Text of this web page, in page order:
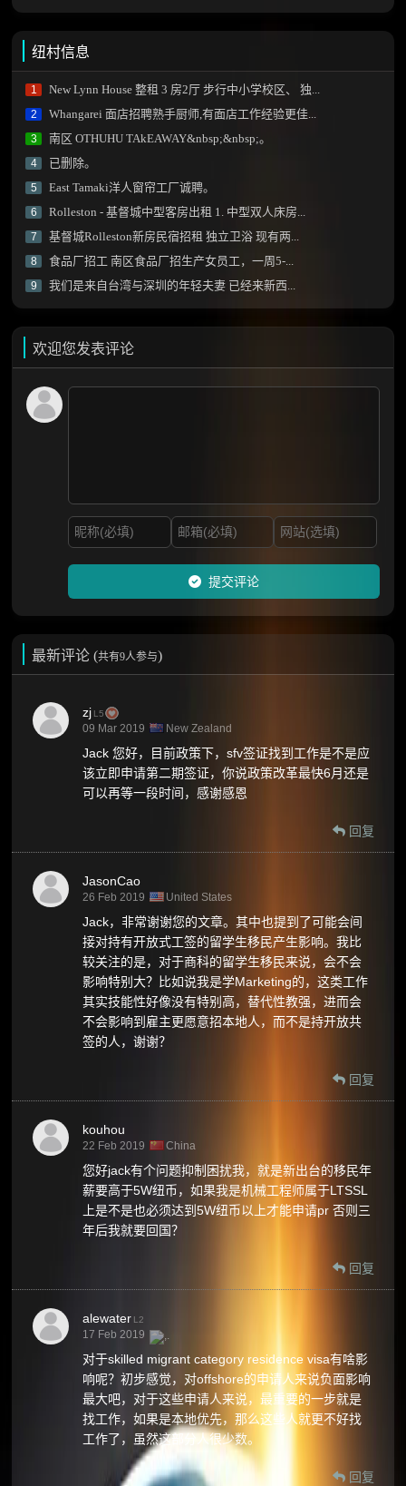
纽村信息
1 New Lynn House 整租 3 房2厅 步行中小学校区、 独...
2 Whangarei 面店招聘熟手厨师,有面店工作经验更佳...
3 南区 OTHUHU TAkEAWAY&nbsp;&nbsp;。
4 已删除。
5 East Tamaki洋人窗帘工厂诚聘。
6 Rolleston - 基督城中型客房出租 1. 中型双人床房...
7 基督城Rolleston新房民宿招租 独立卫浴 现有两...
8 食品厂招工 南区食品厂招生产女员工，一周5-...
9 我们是来自台湾与深圳的年轻夫妻 已经来新西...
欢迎您发表评论
提交评论
最新评论 (共有9人参与)
zj L5
09 Mar 2019 New Zealand
Jack 您好，目前政策下，sfv签证找到工作是不是应
该立即申请第二期签证，你说政策改革最快6月还是
可以再等一段时间，感谢感恩
回复
JasonCao
26 Feb 2019 United States
Jack，非常谢谢您的文章。其中也提到了可能会间
接对持有开放式工签的留学生移民产生影响。我比
较关注的是，对于商科的留学生移民来说，会不会
影响特别大？比如说我是学Marketing的，这类工作
其实技能性好像没有特别高，替代性教强，进而会
不会影响到雇主更愿意招本地人，而不是持开放共
签的人，谢谢？
回复
kouhou
22 Feb 2019 China
您好jack有个问题抑制困扰我，就是新出台的移民年
薪要高于5W纽币，如果我是机械工程师属于LTSSL
上是不是也必须达到5W纽币以上才能申请pr 否则三
年后我就要回国？
回复
alewater L2
17 Feb 2019
对于skilled migrant category residence visa有啥影
响呢？初步感觉，对offshore的申请人来说负面影响
最大吧，对于这些申请人来说，最重要的一步就是
找工作，如果是本地优先，那么这些人就更不好找
工作了，虽然这部分人很少数。
回复